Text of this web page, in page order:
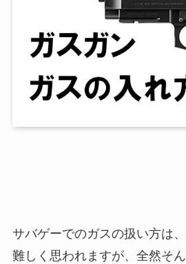
サバゲーでのガスの扱い方は
難しく思われますが、全然そ